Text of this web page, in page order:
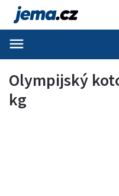
Olympijský
kg